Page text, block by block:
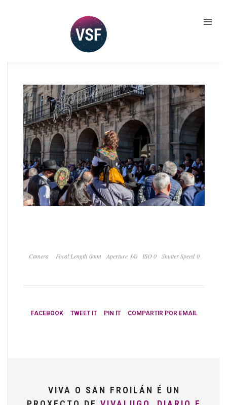
Camera Focal Length 0mm Aperture ƒ/0 ISO 0 Shutter Speed 0
FACEBOOK TWEET IT PIN IT COMPARTIR POR EMAIL
VIVA O SAN FROILÁN É UN